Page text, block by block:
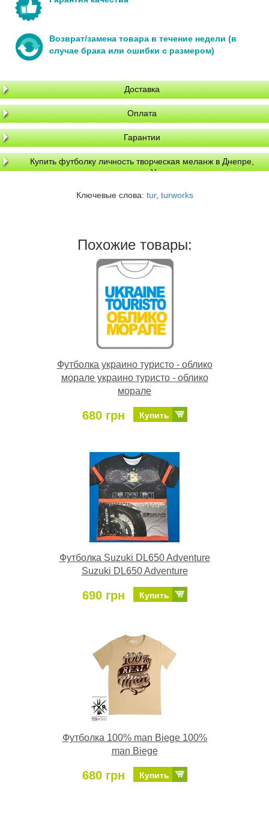
Возврат/замена товара в течение недели (в
случае брака или ошибки с размером)
Доставка
Оплата
Гарантии
Купить футболку личность творческая меланж в Днепре,
доставка по Украине
Ключевые слова: tur, turworks
Похожие товары:
Футболка украино туристо - облико
морале украино туристо - облико
морале
680 грн Купить
Футболка Suzuki DL650 Adventure
Suzuki DL650 Adventure
690 грн Купить
Футболка 100% man Biege 100%
man Biege
680 грн Купить